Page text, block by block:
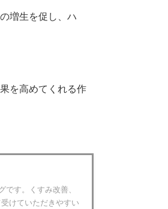
増生を促し、ハ
を高めてくれる作
す。くすみ改善、
けていただきやすい